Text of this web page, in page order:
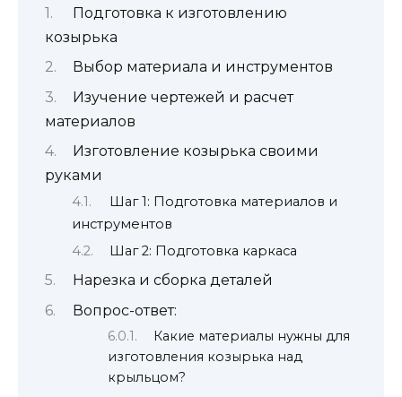
Подготовка к изготовлению
козырька
Выбор материала и инструментов
Изучение чертежей и расчет
материалов
Изготовление козырька своими
руками
Шаг 1: Подготовка материалов и
инструментов
Шаг 2: Подготовка каркаса
Нарезка и сборка деталей
Вопрос-ответ:
Какие материалы нужны для
изготовления козырька над
крыльцом?